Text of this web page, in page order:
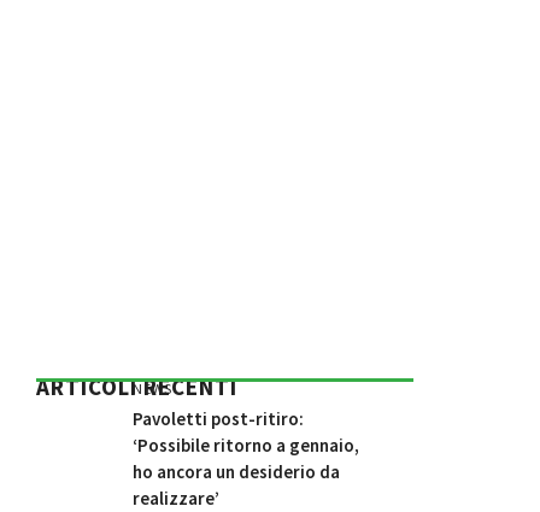
ARTICOLI RECENTI
NEWS
Pavoletti post-ritiro:
‘Possibile ritorno a gennaio,
ho ancora un desiderio da
realizzare’